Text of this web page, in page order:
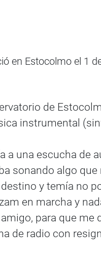
en Estocolmo el 1
de
instrumental
a una escucha de
sonando algo
y temía no
en marcha y
amigo, para que
de radio con